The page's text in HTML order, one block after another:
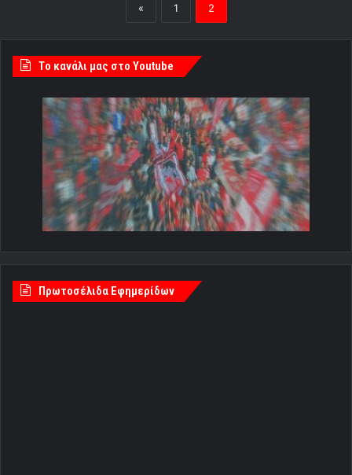
« 1 2
Tο κανάλι μας στο Youtube
Πρωτοσέλιδα Εφημερίδων